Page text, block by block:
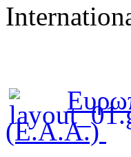
(E.A.A.)